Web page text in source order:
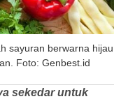
sayuran berwarna hijau
Foto: Genbest.id
sekedar untuk